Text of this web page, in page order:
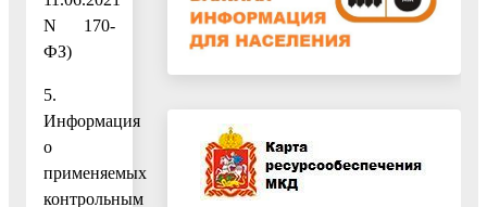
N 170-
ФЗ)
5.
Информация
о
применяемых
контрольным